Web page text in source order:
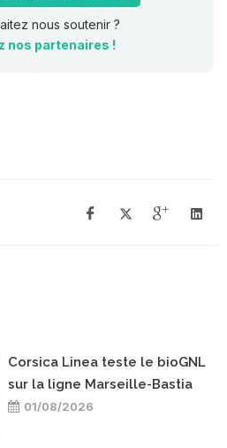
nous soutenir ?
nos partenaires !
Corsica Linea teste le bioGNL
sur la ligne Marseille-Bastia
01/08/2026